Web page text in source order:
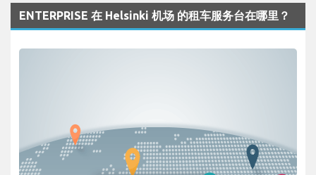
ENTERPRISE 在 Helsinki 机场 的租车服务台在哪里？